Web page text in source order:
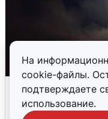
На
cookie-файлы.
подтверждаете
использование.
Взрывы в
тревоги